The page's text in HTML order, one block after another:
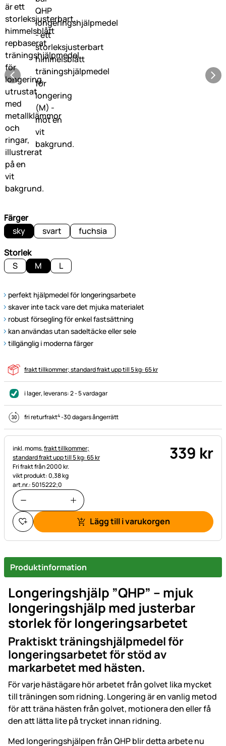
Färger
sky
svart
fuchsia
Storlek
S
M L
perfekt hjälpmedel för longeringsarbete
skaver inte tack vare det mjuka materialet
robust försegling för enkel fastsättning
kan användas utan sadeltäcke eller sele
tillgänglig i moderna färger
frakt tillkommer; standard frakt upp till 5 kg: 65 kr
i lager, leverans:2 - 5 vardagar
fri returfrakt4-30 dagars ångerrätt
Skatteinformation:
inkl. moms,frakt tillkommer;
standard frakt upp till 5 kg: 65 kr
Fri frakt från 2000 kr.
vikt produkt: 0,38 kg
art.nr.: 5015222;0
339 kr
Lägg till i varukorgen
Produktinformation
Longeringshjälp ”QHP” – mjuk
longeringshjälp med justerbar
storlek för longeringsarbetet
Praktiskt träningshjälpmedel för
longeringsarbetet för stöd av
markarbetet med hästen.
För varje hästägare hör arbetet från golvet lika mycket
till träningen som ridning. Longering är en vanlig metod
för att träna hästen från golvet, motionera den eller få
den att lätta lite på trycket innan ridning.
Med longeringshjälpen från QHP blir detta arbete nu